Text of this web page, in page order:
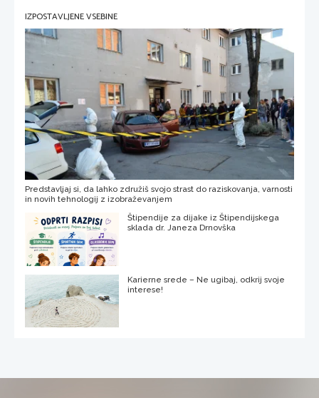
IZPOSTAVLJENE VSEBINE
Predstavljaj si, da lahko združiš svojo strast do raziskovanja, varnosti
in novih tehnologij z izobraževanjem
Štipendije za dijake iz Štipendijskega
sklada dr. Janeza Drnovška
Karierne srede – Ne ugibaj, odkrij svoje
interese!